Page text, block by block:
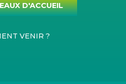
D'ACCUEIL
VENIR ?